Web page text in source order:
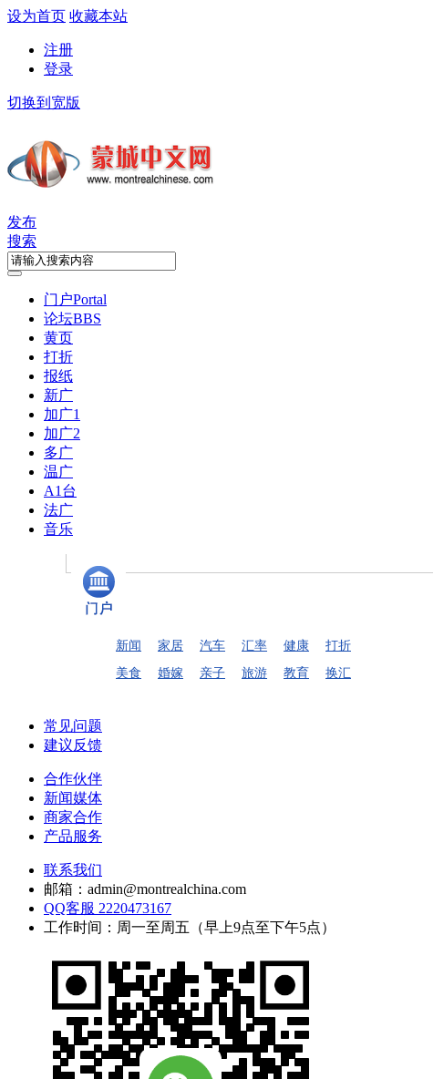
设为首页 收藏本站
注册
登录
切换到宽版
发布
搜索
门户Portal
论坛BBS
黄页
打折
报纸
新广
加广1
加广2
多广
温广
A1台
法广
音乐
新闻 家居 汽车 汇率 健康
打折
美食
婚嫁 亲子 旅游 教育 换汇
常见问题
建议反馈
合作伙伴
新闻媒体
商家合作
产品服务
联系我们
邮箱：admin@montrealchina.com
QQ客服 2220473167
工作时间：周一至周五（早上9点至下午5点）